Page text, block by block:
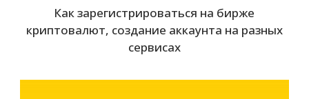
Как зарегистрироваться на бирже
криптовалют, создание аккаунта на разных
сервисах